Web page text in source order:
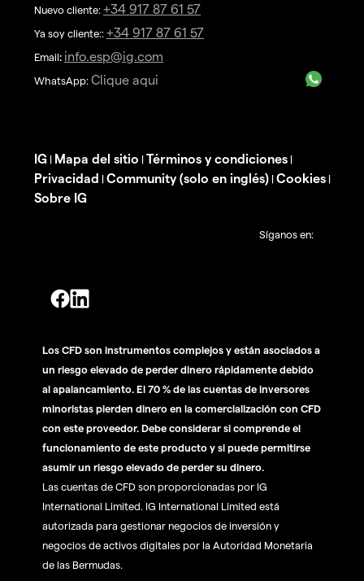
Nuevo cliente: +34 917 87 61 57
Ya soy cliente:: +34 917 87 61 57
Email: info.esp@ig.com
WhatsApp: Clique aqui
IG | Mapa del sitio | Términos y condiciones |
Privacidad | Community (solo en inglés) | Cookies |
Sobre IG
Síganos en:
Los CFD son instrumentos complejos y están asociados a
un riesgo elevado de perder dinero rápidamente debido
al apalancamiento. El 70 % de las cuentas de inversores
minoristas pierden dinero en la comercialización con CFD
con este proveedor. Debe considerar si comprende el
funcionamiento de este producto y si puede permitirse
asumir un riesgo elevado de perder su dinero.
Las cuentas de CFD son proporcionadas por IG
International Limited. IG International Limited está
autorizada para gestionar negocios de inversión y
negocios de activos digitales por la Autoridad Monetaria
de las Bermudas.